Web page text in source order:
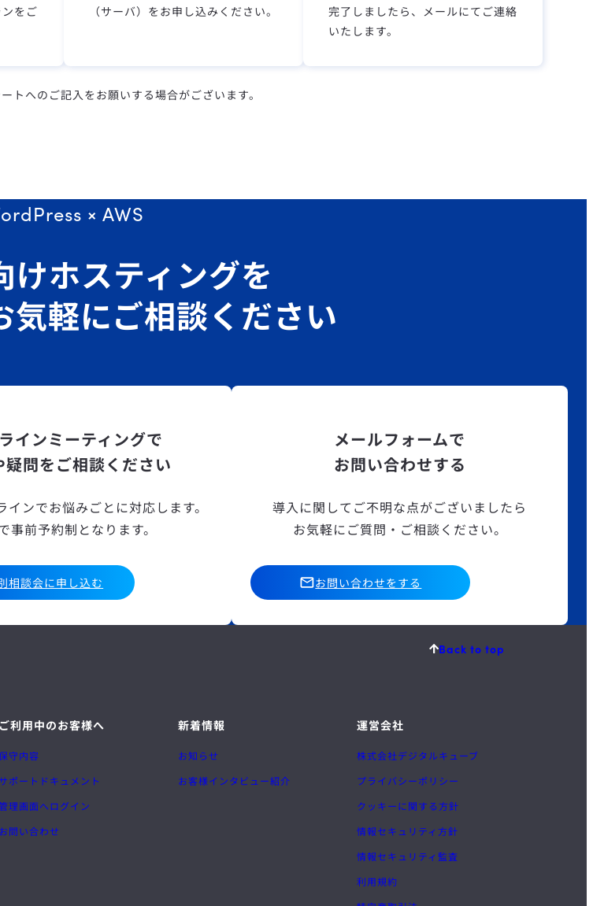
をご
（サーバ）をお申し込みください。
完了しましたら、メールにてご連絡
いたします。
トへのご記入をお願いする場合がございます。
× AWS
けホスティングを
気軽にご相談ください
インミーティングで
疑問をご相談ください
インでお悩みごとに対応します。
事前予約制となります。
相談会に申し込む
メールフォームで
お問い合わせする
導入に関してご不明な点がございましたら
お気軽にご質問・ご相談ください。
お問い合わせをする
Back to top
ご利用中のお客様へ
守内容
ポートドキュメント
理画面へログイン
お問い合わせ
新着情報
お知らせ
お客様インタビュー紹介
運営会社
株式会社デジタルキューブ
プライバシーポリシー
クッキーに関する方針
情報セキュリティ方針
情報セキュリティ監査
利用規約